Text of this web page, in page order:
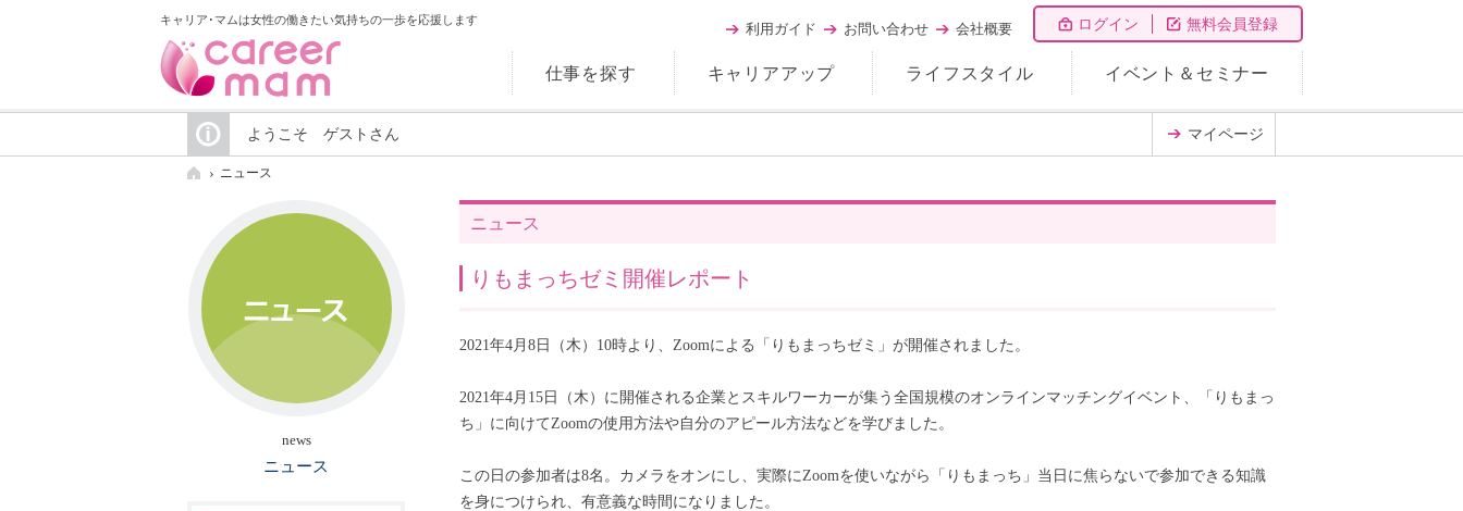
キャリア･マムは女性の働きたい気持ちの一歩を応援します ログイン 無料会員登録
仕事を探す キャリアアップ ライフスタイル イベント＆セミナー
利用ガイド お問い合わせ 会社概要
ようこそ ゲストさん マイページ
ニュース
ニュース
りもまっちゼミ開催レポート
2021年4月8日（木）10時より、Zoomによる「りもまっちゼミ」が開催されました。
2021年4月15日（木）に開催される企業とスキルワーカーが集う全国規模のオンラインマッチングイベント、「りもまっ
ち」に向けてZoomの使用方法や自分のアピール方法などを学びました。
この日の参加者は8名。カメラをオンにし、実際にZoomを使いながら「りもまっち」当日に焦らないで参加できる知識
を身につけられ、有意義な時間になりました。
news
ニュース